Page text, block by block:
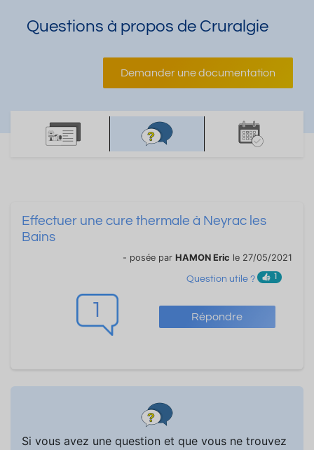
Questions à propos de Cruralgie
Demander une documentation
1 Répondre
Effectuer une cure thermale à Neyrac les
Bains
- posée par HAMON Eric le 27/05/2021
Question utile ?
Si vous avez une question et que vous ne trouvez